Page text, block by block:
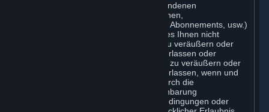
Ihr Benutzerkonto und alle damit verbundenen
Informationen (z. B.: Kontaktinformationen,
Rechnungsadresse, Kontenverlauf und Abonnements, usw.)
sind vertraulich. Dementsprechend ist es Ihnen nicht
gestattet, Ihr Nutzungsrecht an Dritte zu veräußern oder
Dritten entgeltlich zur Ausübung zu überlassen oder
gegebenenfalls Abonnements an Dritte zu veräußern oder
Dritten entgeltlich zur Ausübung zu überlassen, wenn und
soweit dies Ihnen nicht ausdrücklich durch die
Bestimmungen der vorliegenden Vereinbarung
(einschließlich etwaiger Abonnementbedingungen oder